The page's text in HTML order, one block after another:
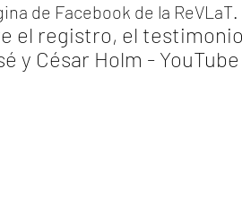
de Facebook de la ReVLaT.
el registro, el
y César Holm - YouTube